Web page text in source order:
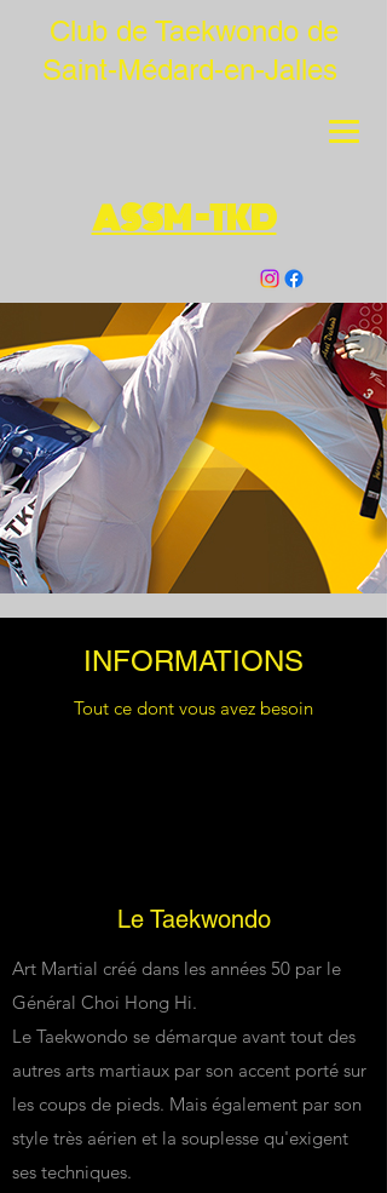
ASSM -TKD
Club de Taekwondo de
Saint-Médard-en-Jalles
INFORMATIONS
Tout ce dont vous avez besoin
Le Taekwondo
Art Martial créé dans les années 50 par le
Général Choi Hong Hi.
Le Taekwondo se démarque avant tout des
autres arts martiaux par son accent porté sur
les coups de pieds. Mais également par son
style très aérien et la souplesse qu'exigent
ses techniques.